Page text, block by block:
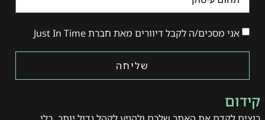
אני מסכים/ה לקבל דיוורים מאת חברת Just In Time
שליחה
קידום